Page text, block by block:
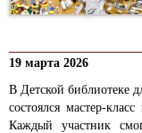
19 марта 2026
В Детской библиотеке
состоялся мастер-
Каждый участник